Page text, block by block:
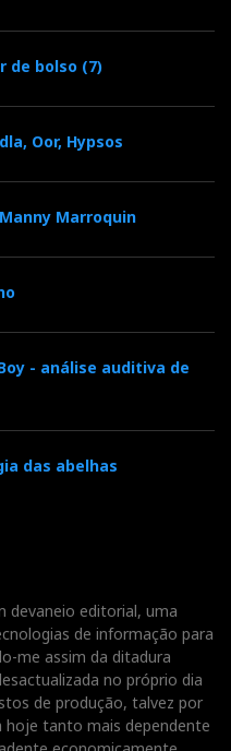
de bolso (7)
Oor, Hypsos
Marroquin
- análise auditiva de
das abelhas
devaneio editorial, uma
de informação para
me assim da ditadura
no próprio dia
de produção, talvez por
hoje tanto mais dependente